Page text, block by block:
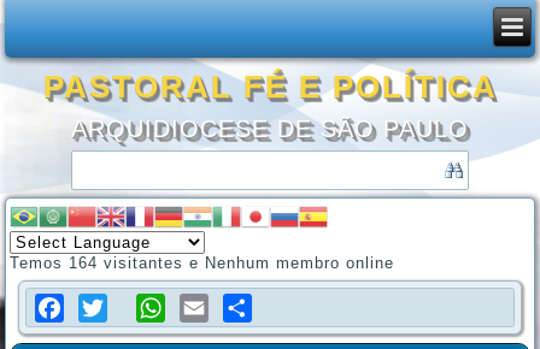
PASTORAL FÉ E POLÍTICA
ARQUIDIOCESE DE SÃO PAULO
Temos 164 visitantes e Nenhum membro online
Facebook
TwitterWhatsApp
EmailShare